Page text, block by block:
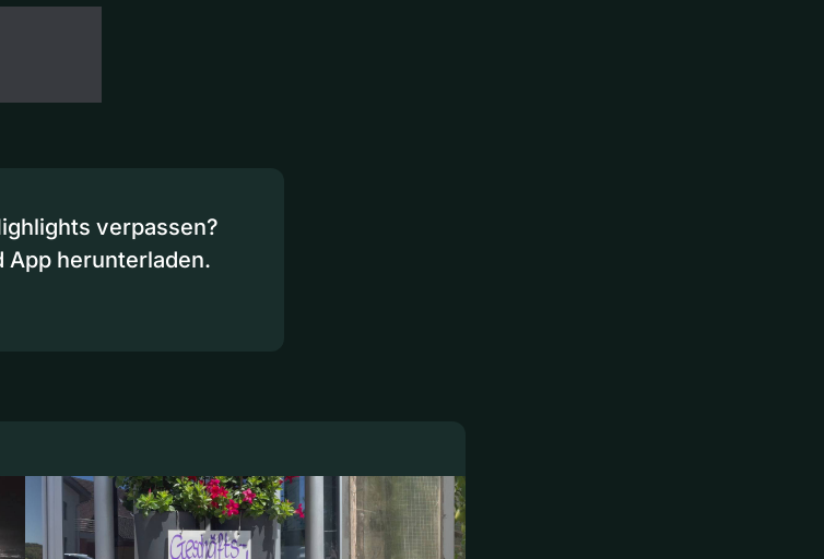
verpassen?
App herunterladen.